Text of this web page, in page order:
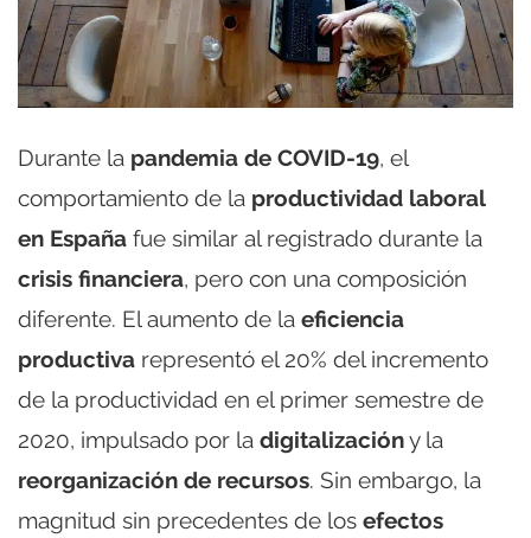
Durante la pandemia de COVID-19, el
comportamiento de la productividad laboral
en España fue similar al registrado durante la
crisis financiera, pero con una composición
diferente. El aumento de la eficiencia
productiva representó el 20% del incremento
de la productividad en el primer semestre de
2020, impulsado por la digitalizacióny la
reorganización de recursos. Sin embargo, la
magnitud sin precedentes de los efectos